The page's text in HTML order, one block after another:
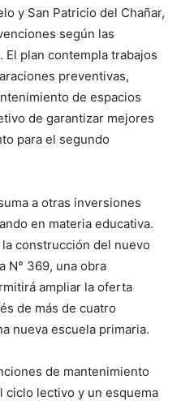
y San Patricio del Chañar,
según las
plan contempla trabajos
preventivas,
de espacios
de garantizar mejores
para el segundo
a otras inversiones
en materia educativa.
construcción del nuevo
N° 369, una obra
ampliar la oferta
de más de cuatro
nueva escuela primaria.
de mantenimiento
ciclo lectivo y un esquema